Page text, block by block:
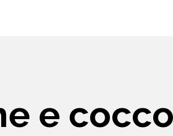
e cocco